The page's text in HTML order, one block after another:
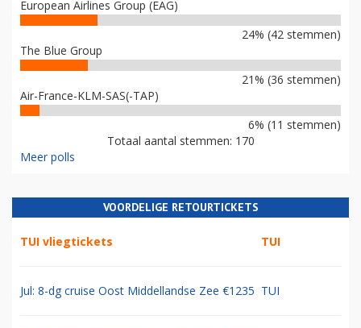
European Airlines Group (EAG)
24% (42 stemmen)
The Blue Group
21% (36 stemmen)
Air-France-KLM-SAS(-TAP)
6% (11 stemmen)
Totaal aantal stemmen: 170
Meer polls
VOORDELIGE RETOURTICKETS
TUI vliegtickets TUI
Jul: 8-dg cruise Oost Middellandse Zee €1235 TUI